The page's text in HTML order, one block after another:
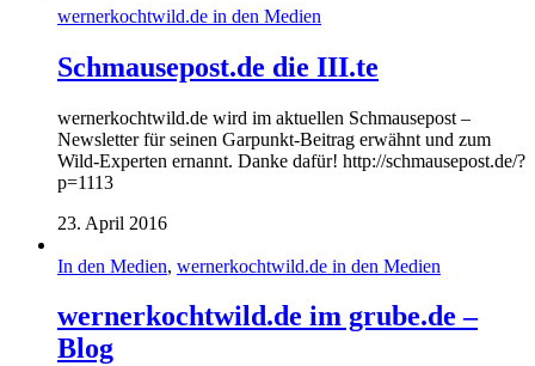
wernerkochtwild.de in den Medien
Schmausepost.de die III.te
wernerkochtwild.de wird im aktuellen Schmausepost –
Newsletter für seinen Garpunkt-Beitrag erwähnt und zum
Wild-Experten ernannt. Danke dafür! http://schmausepost.de/?
p=1113
23. April 2016
In den Medien, wernerkochtwild.de in den Medien
wernerkochtwild.de im grube.de –
Blog